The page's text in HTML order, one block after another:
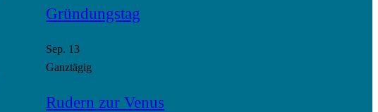
Gründungstag
Sep. 13
Ganztägig
Rudern zur Venus